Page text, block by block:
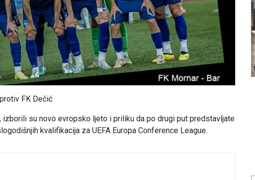
FK Dečić
su novo evropsko ljeto i priliku da po drugi put predstavljate
kvalifikacija za UEFA Europa Conference League.